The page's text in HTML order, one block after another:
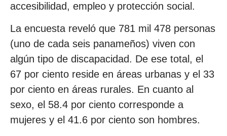
accesibilidad, empleo y protección social.
La encuesta reveló que 781 mil 478 personas
(uno de cada seis panameños) viven con
algún tipo de discapacidad. De ese total, el
67 por ciento reside en áreas urbanas y el 33
por ciento en áreas rurales. En cuanto al
sexo, el 58.4 por ciento corresponde a
mujeres y el 41.6 por ciento son hombres.